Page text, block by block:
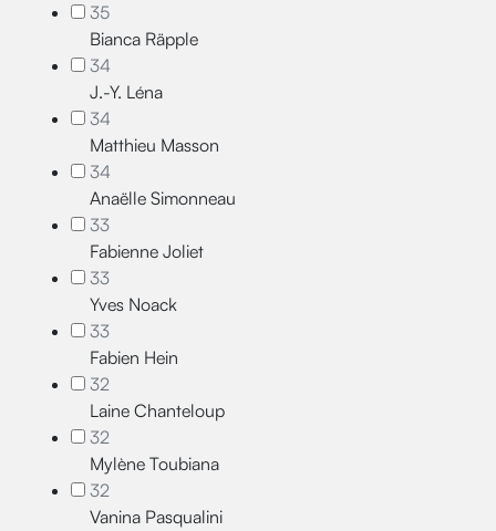
35
Bianca Räpple
34
J.-Y. Léna
34
Matthieu Masson
34
Anaëlle Simonneau
33
Fabienne Joliet
33
Yves Noack
33
Fabien Hein
32
Laine Chanteloup
32
Mylène Toubiana
32
Vanina Pasqualini